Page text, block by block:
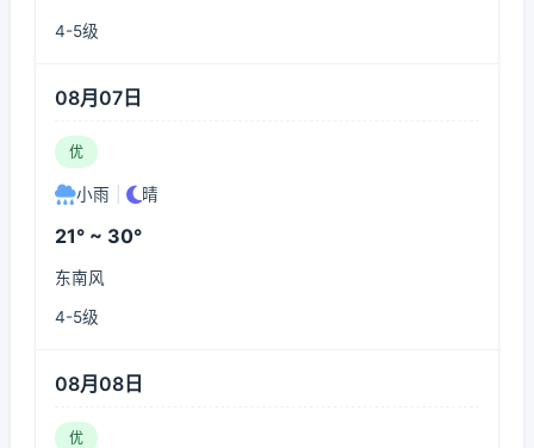
4-5级
08月07日
优
小雨 晴
21° ~ 30°
东南风
4-5级
08月08日
优